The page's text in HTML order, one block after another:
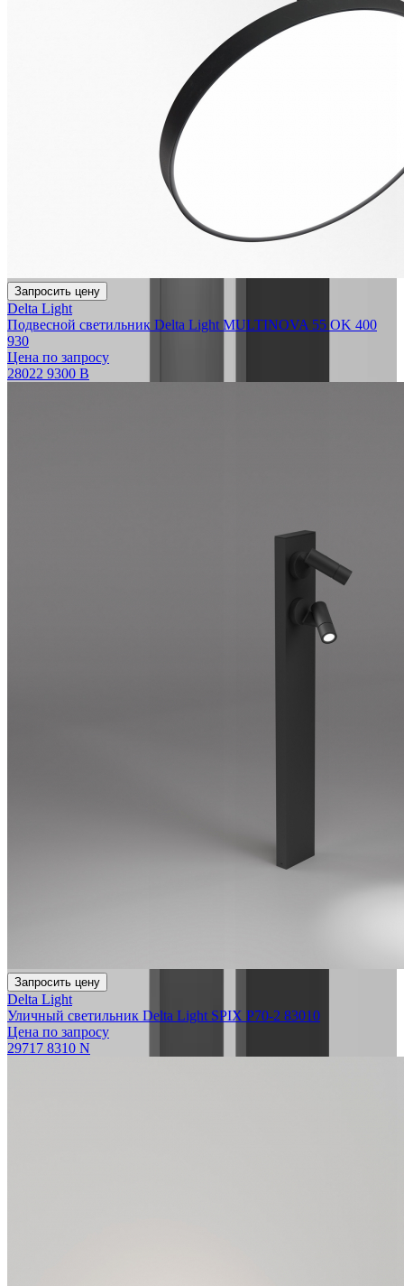
Запросить цену
Delta Light
Подвесной светильник Delta Light MULTINOVA 55 OK 400
930
Цена по запросу
28022 9300 B
Запросить цену
Delta Light
Уличный светильник Delta Light SPIX P70-2 83010
Цена по запросу
29717 8310 N